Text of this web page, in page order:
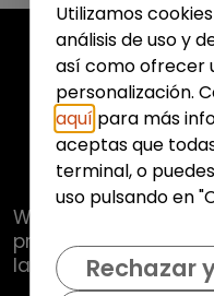
Web de
pretende promover
laboral de
Utilizamos
análisis de uso y
así como ofrecer
personalización.
aquí para más
aceptas que
terminal, o
uso pulsando en
Rechazar